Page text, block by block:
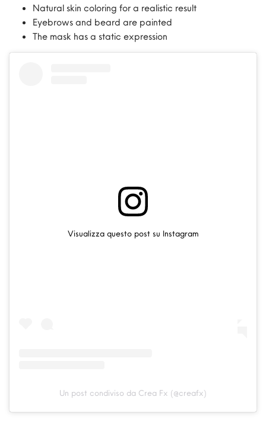
Natural skin coloring for a realistic result
Eyebrows and beard are painted
The mask has a static expression
Visualizza questo post su Instagram
Un post condiviso da Crea Fx (@creafx)